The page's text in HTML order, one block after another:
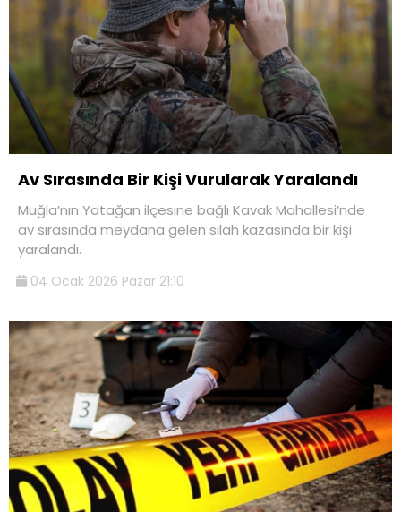
Av Sırasında Bir Kişi Vurularak Yaralandı
Muğla’nın Yatağan ilçesine bağlı Kavak Mahallesi’nde
av sırasında meydana gelen silah kazasında bir kişi
yaralandı.
04 Ocak 2026 Pazar 21:10